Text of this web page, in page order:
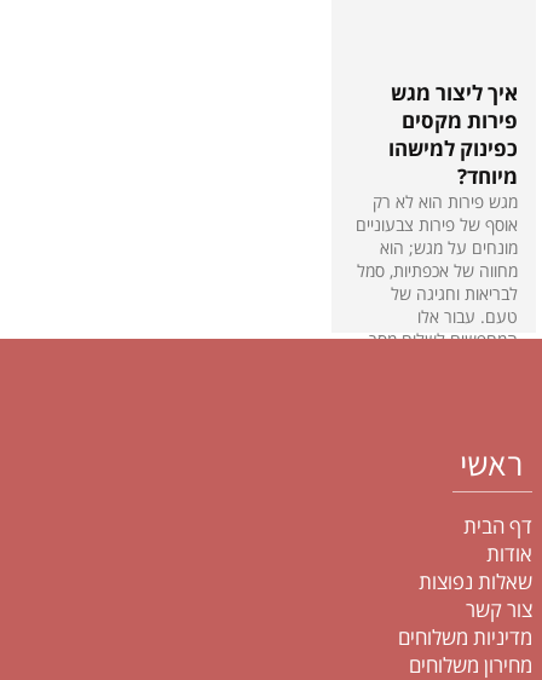
איך ליצור מגש
פירות מקסים
כפינוק למישהו
מיוחד?
מגש פירות הוא לא רק
אוסף של פירות צבעוניים
מונחים על מגש; הוא
מחווה של אכפתיות, סמל
לבריאות וחגיגה של
טעם. עבור אלו
המחפשים לשלוח מסר
ראשי
דף הבית
אודות
שאלות נפוצות
צור קשר
מדיניות משלוחים
מחירון משלוחים